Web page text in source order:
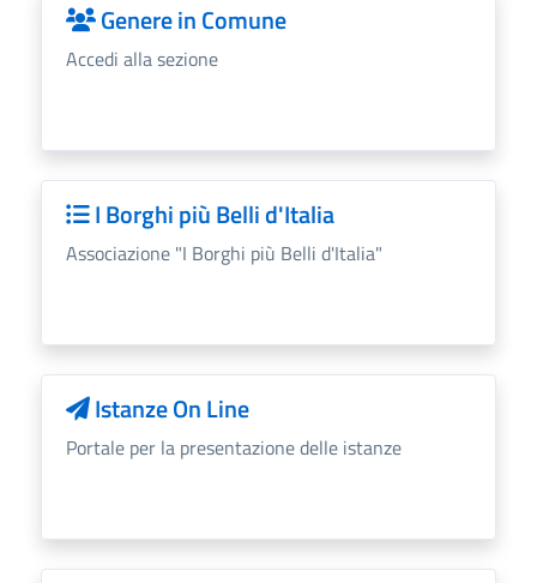
Genere in Comune
Accedi alla sezione
I Borghi più Belli d'Italia
Associazione "I Borghi più Belli d'Italia"
Istanze On Line
Portale per la presentazione delle istanze